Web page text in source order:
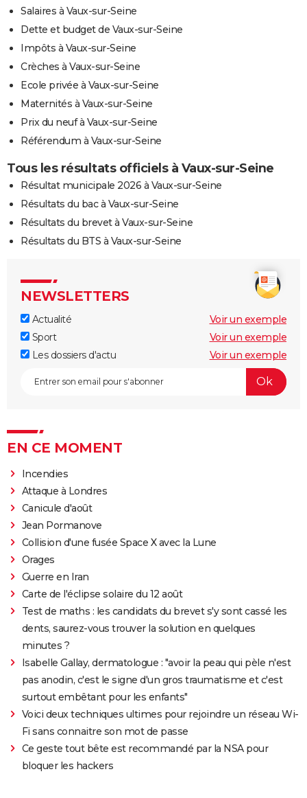
Salaires à Vaux-sur-Seine
Dette et budget de Vaux-sur-Seine
Impôts à Vaux-sur-Seine
Crèches à Vaux-sur-Seine
Ecole privée à Vaux-sur-Seine
Maternités à Vaux-sur-Seine
Prix du neuf à Vaux-sur-Seine
Référendum à Vaux-sur-Seine
Tous les résultats officiels à Vaux-sur-Seine
Résultat municipale 2026 à Vaux-sur-Seine
Résultats du bac à Vaux-sur-Seine
Résultats du brevet à Vaux-sur-Seine
Résultats du BTS à Vaux-sur-Seine
NEWSLETTERS
Actualité
Voir un exemple
Sport
Voir un exemple
Les dossiers d'actu
Voir un exemple
EN CE MOMENT
Incendies
Attaque à Londres
Canicule d'août
Jean Pormanove
Collision d'une fusée Space X avec la Lune
Orages
Guerre en Iran
Carte de l'éclipse solaire du 12 août
Test de maths : les candidats du brevet s'y sont cassé les
dents, saurez-vous trouver la solution en quelques
minutes ?
Isabelle Gallay, dermatologue : "avoir la peau qui pèle n'est
pas anodin, c'est le signe d'un gros traumatisme et c'est
surtout embêtant pour les enfants"
Voici deux techniques ultimes pour rejoindre un réseau Wi-
Fi sans connaitre son mot de passe
Ce geste tout bête est recommandé par la NSA pour
bloquer les hackers